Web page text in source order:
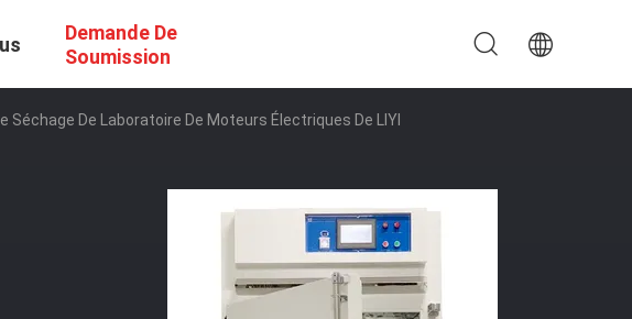
Demande De
Soumission
De Laboratoire De Moteurs Électriques De LIYI